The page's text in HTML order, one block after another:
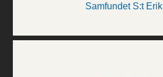
Samfundet S:t Erik